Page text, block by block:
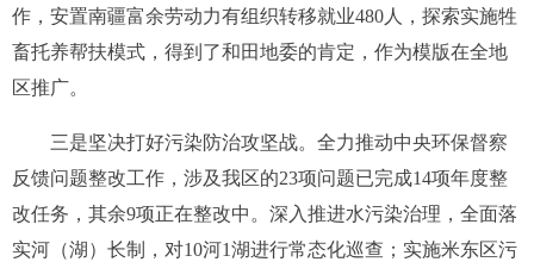
作，安置南疆富余劳动力有组织转移就业480 人，探索实施牲
畜托养帮扶模式，得到了和田地委的肯定，作为模版在全地
区推广。
三是坚决打好污染防治攻坚战。 全力推动中央环保督察
反馈问题整改工作，涉及我区的23项问题已完成14项年度整
改任务，其余9项正在整改中。深入推进水污染治理，全面落
实河（湖）长制，对10河1湖进行常态化巡查；实施米东区污